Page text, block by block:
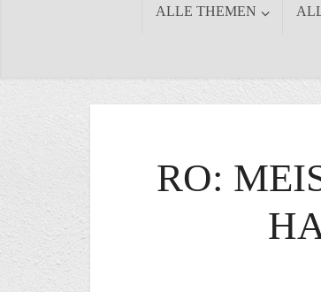
ALLE THEMEN
RO: